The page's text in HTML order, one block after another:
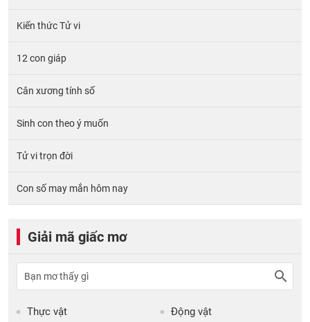
Kiến thức Tử vi
12 con giáp
Cân xương tính số
Sinh con theo ý muốn
Tử vi trọn đời
Con số may mắn hôm nay
Giải mã giấc mơ
Thực vật Động vật